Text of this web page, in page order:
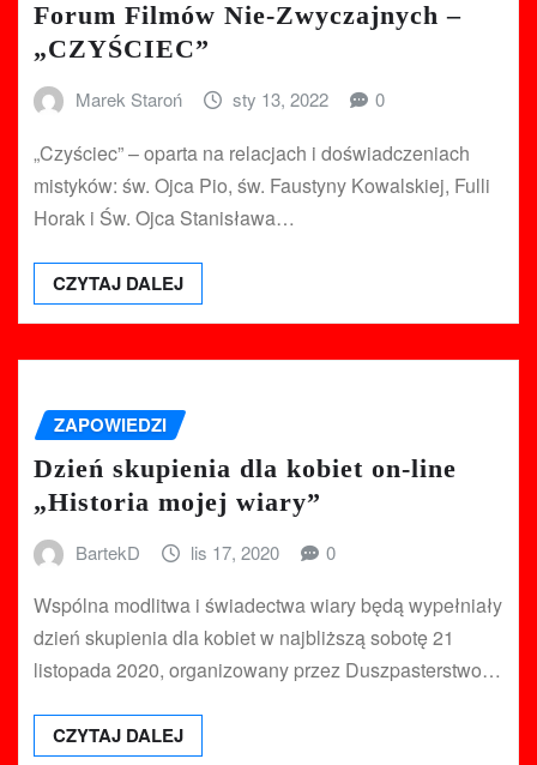
Forum Filmów Nie-Zwyczajnych –
„CZYŚCIEC”
Marek Staroń sty 13, 2022 0
„Czyściec” – oparta na relacjach i doświadczeniach
mistyków: św. Ojca Pio, św. Faustyny Kowalskiej, Fulli
Horak i Św. Ojca Stanisława…
CZYTAJ DALEJ
ZAPOWIEDZI
Dzień skupienia dla kobiet on-line
„Historia mojej wiary”
BartekD lis 17, 2020 0
Wspólna modlitwa i świadectwa wiary będą wypełniały
dzień skupienia dla kobiet w najbliższą sobotę 21
listopada 2020, organizowany przez Duszpasterstwo…
CZYTAJ DALEJ